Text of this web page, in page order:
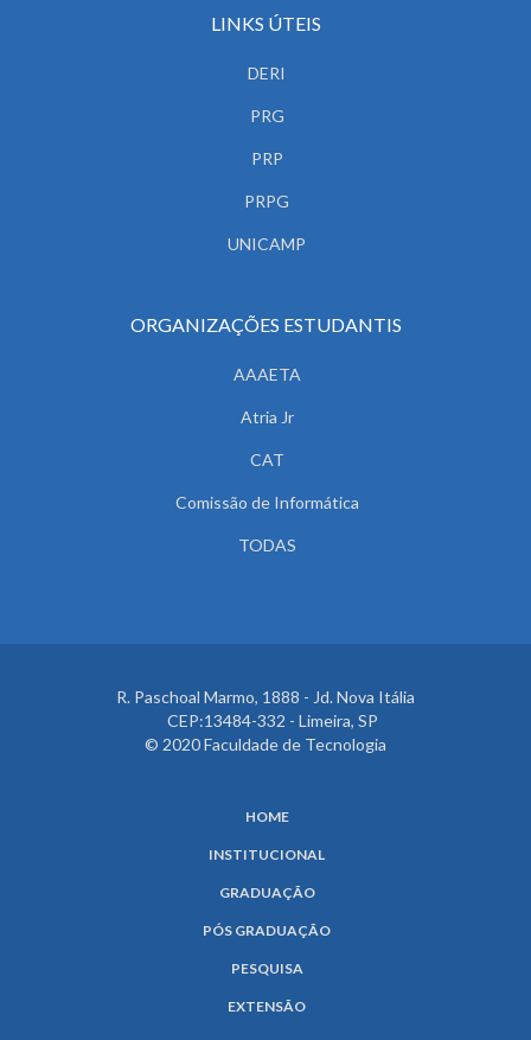
LINKS ÚTEIS
DERI
PRG
PRP
PRPG
UNICAMP
ORGANIZAÇÕES ESTUDANTIS
AAAETA
Atria Jr
CAT
Comissão de Informática
TODAS
R. Paschoal Marmo, 1888 - Jd. Nova Itália
CEP:13484-332 - Limeira, SP
© 2020 Faculdade de Tecnologia
HOME
INSTITUCIONAL
GRADUAÇÃO
PÓS GRADUAÇÃO
PESQUISA
EXTENSÃO